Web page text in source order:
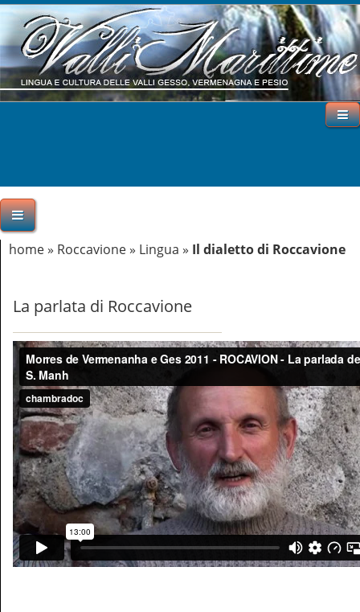
home» Roccavione» Lingua » Il dialetto di Roccavione
La parlata di Roccavione